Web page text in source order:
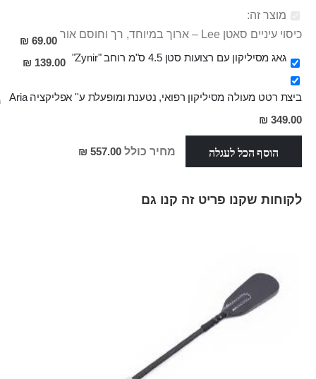
מוצר זה:
כיסוי עיניים סאטן Lee – ארוך במיוחד, רך וחוסם אור
69.00 ₪
גאג מסיליקון עם רצועות סטן 4.5 ס"מ רוחב "Zynir"
139.00 ₪
ביצת רטט מעולה מסיליקון רפואי, נטענת ומופעלת ע'' אפליקציה Aria
מחיר
מבצע
349.00 ₪
הוסף הכל לעגלה מחיר כולל 557.00 ₪
לקוחות שקנו פריט זה קנו גם